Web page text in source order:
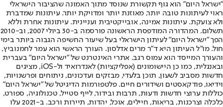
"ישראל היום" הוא גוף תקשורת שנוסד מתוך האמונה שהציבור הישראלי
ראוי לעיתונות טובה יותר, מאוזנת יותר ומדויקת יותר. עיתונות שמדברת
ולא צועקת. עיתונות אמינה, אובייקטיבית ועניינית. עיתונות אחרת וללא
תשלום. המהדורה המודפסת הראשונה פורסמה ב-30 ביולי 2007, וב-2010
הפך "ישראל היום" לעיתון הישראלי בעל שיעור החשיפה הגבוה ביותר בימי
חול. מו"ל העיתון היא ד"ר מרים אדלסון. העורך הראשי הוא עמר לחמנוביץ,
והעורך המייסד הוא עמוס רגב. אתרי האינטרנט של "ישראל היום" בעברית
ובאנגלית, כמו כן היישומונים (אפליקציות) לאנדרואיד ול-iOS, מציגים
חדשות מסביב לשעון, תוכן בלעדי, מבזקים ועדכונים, ניתוחים ופרשנויות,
וידיאו, פודקאסטים ושידורים חיים. פלטפורמות הדיגיטל של "ישראל היום"
כוללות ערוצי חדשות ודעות, תרבות ובידור, לייף סטייל, טכנולוגיה, ספורט,
כלכלה וצרכנות, בריאות, חיילים, אוכל, יהדות, תיירות ורכב. ב-2021 עלו